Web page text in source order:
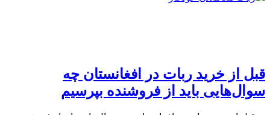
قبل از خرید ربات در افغانستان چه
سوال‌هایی باید از فروشنده بپرسیم